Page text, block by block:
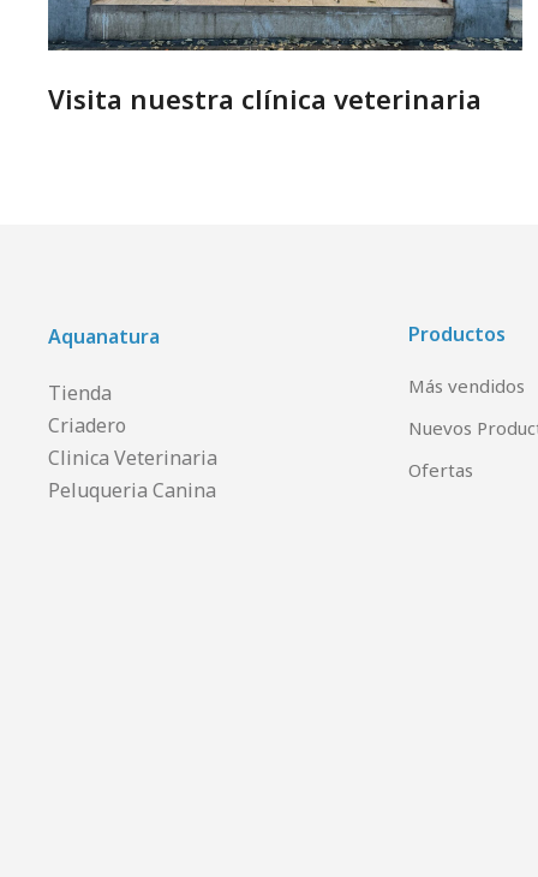
Visita nuestra clínica veterinaria
Aquanatura
Tienda
Criadero
Clinica Veterinaria
Peluqueria Canina
Productos
Más vendidos
Nuevos
Ofertas